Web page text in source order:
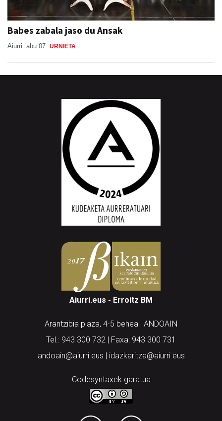
Babes zabala jaso du Ansak
Aiurri abu 07 URNIETA
Aiurri.eus - Erroitz BM
Arantzibia plaza, 4-5 behea | ANDOAIN
Tel.: 943 300 732 | Faxa: 943 300 731
andoain@aiurri.eus | idazkaritza@aiurri.eus
Codesyntaxek garatua